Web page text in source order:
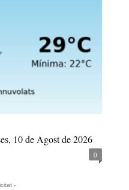
10 de Agost de 2026
0
-